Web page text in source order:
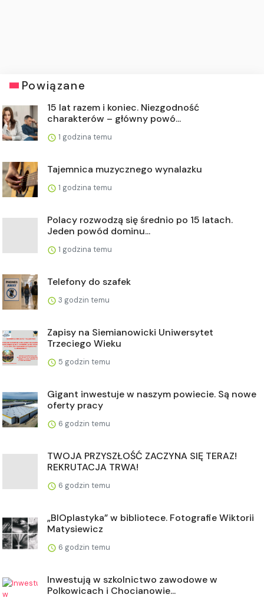
Powiązane
15 lat razem i koniec. Niezgodność
charakterów – główny powó...
1 godzina temu
Tajemnica muzycznego wynalazku
1 godzina temu
Polacy rozwodzą się średnio po 15 latach.
Jeden powód dominu...
1 godzina temu
Telefony do szafek
3 godzin temu
Zapisy na Siemianowicki Uniwersytet
Trzeciego Wieku
5 godzin temu
Gigant inwestuje w naszym powiecie. Są nowe
oferty pracy
6 godzin temu
TWOJA PRZYSZŁOŚĆ ZACZYNA SIĘ TERAZ!
REKRUTACJA TRWA!
6 godzin temu
„BIOplastyka” w bibliotece. Fotografie Wiktorii
Matysiewicz
6 godzin temu
Inwestują w szkolnictwo zawodowe w
Polkowicach i Chocianowie...